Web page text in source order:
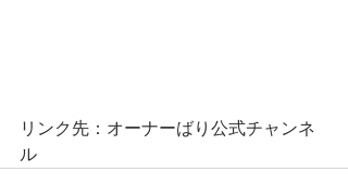
リンク先：オーナーばり公式チャンネ
ル